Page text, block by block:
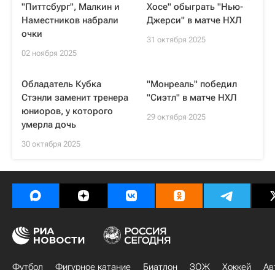
"Питтсбург", Малкин и
Наместников набрали
очки
02 ноября 2025
Хосе" обыграть "Нью-
Джерси" в матче НХЛ
31 октября 2025
Обладатель Кубка
Стэнли заменит тренера
юниоров, у которого
умерла дочь
30 октября 2025
"Монреаль" победил
"Сиэтл" в матче НХЛ
29 октября 2025
Футбол Фигурное катание Биатлон ЗОЖ Хоккей